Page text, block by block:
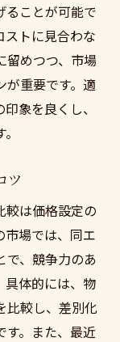
ることが可能で
ストに見合わな
留めつつ、市場
が重要です。適
象を良くし、
ツ
較は価格設定の
市場では、同エ
で、競争力のあ
具体的には、物
比較し、差別化
す。また、最近